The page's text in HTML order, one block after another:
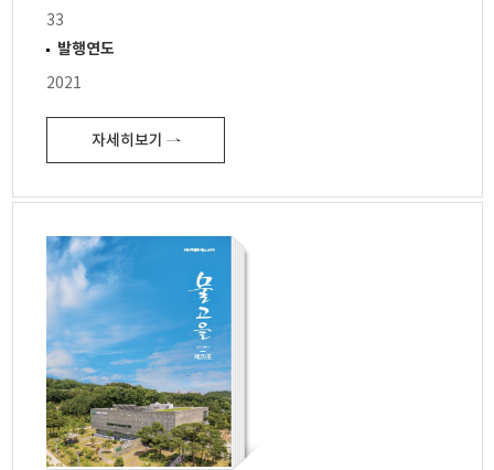
33
발행연도
2021
자세히보기 ⇀